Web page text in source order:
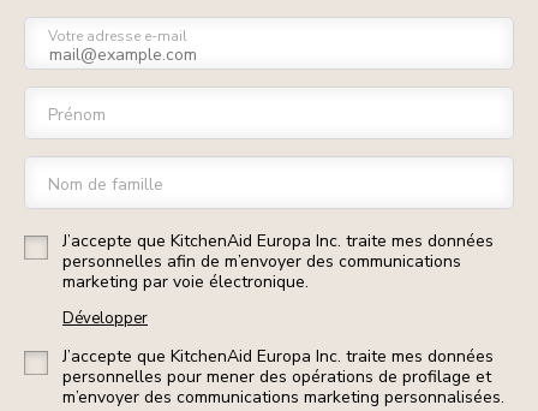
Votre adresse e-mail
Prénom
Nom de famille
J’accepte que KitchenAid Europa Inc. traite mes données
personnelles afin de m’envoyer des communications
marketing par voie électronique.
Développer
J’accepte que KitchenAid Europa Inc. traite mes données
personnelles pour mener des opérations de profilage et
m’envoyer des communications marketing personnalisées.